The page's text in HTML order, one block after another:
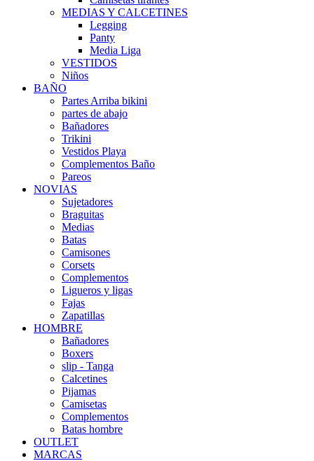
MEDIAS Y CALCETINES
Legging
Panty
Media Liga
VESTIDOS
Niños
BAÑO
Partes Arriba bikini
partes de abajo
Bañadores
Trikini
Vestidos Playa
Complementos Baño
Pareos
NOVIAS
Sujetadores
Braguitas
Medias
Batas
Camisones
Corsets
Complementos
Ligueros y ligas
Fajas
Zapatillas
HOMBRE
Bañadores
Boxers
slip - Tanga
Calcetines
Pijamas
Camisetas
Complementos
Batas hombre
OUTLET
MARCAS